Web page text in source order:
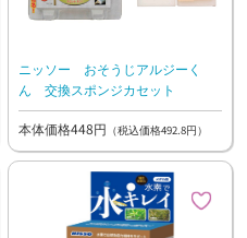
ニッソー おそうじアルジーく
ん 交換スポンジカセット
本体価格448円 （税込価格492.8円）